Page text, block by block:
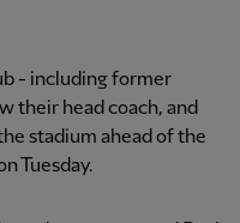
- including former
their head coach, and
stadium ahead of the
Tuesday.